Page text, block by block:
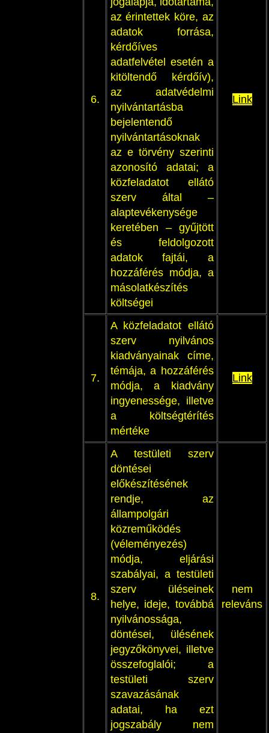
6.
az érintettek köre, az
adatok forrása,
kérdőíves
adatfelvétel esetén a
kitöltendő kérdőív),
az adatvédelmi
nyilvántartásba
bejelentendő
nyilvántartásoknak
az e törvény szerinti
azonosító adatai; a
közfeladatot ellátó
szerv által –
alaptevékenysége
keretében – gyűjtött
és feldolgozott
adatok fajtái, a
hozzáférés módja, a
másolatkészítés
költségei
Link
7.
A közfeladatot ellátó
szerv nyilvános
kiadványainak címe,
témája, a hozzáférés
módja, a kiadvány
ingyenessége, illetve
a költségtérítés
mértéke
Link
8.
A testületi szerv
döntései
előkészítésének
rendje, az
állampolgári
közreműködés
(véleményezés)
módja, eljárási
szabályai, a testületi
szerv üléseinek
helye, ideje, továbbá
nyilvánossága,
döntései, ülésének
jegyzőkönyvei, illetve
összefoglalói; a
testületi szerv
szavazásának
adatai, ha ezt
jogszabály nem
nem
releváns